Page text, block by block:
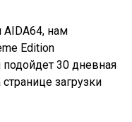
AIDA64, нам
Edition
30 дневная
загрузки